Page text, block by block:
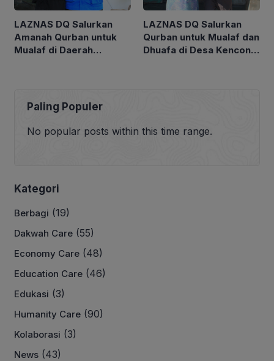
LAZNAS DQ Salurkan
Amanah Qurban untuk
Mualaf di Daerah
LAZNAS DQ Salurkan
Qurban untuk Mualaf dan
Dhuafa di Desa Kencong,
Paling Populer
No popular posts within this time range.
Kategori
Berbagi (19)
Dakwah Care (55)
Economy Care (48)
Education Care (46)
Edukasi (3)
Humanity Care (90)
Kolaborasi (3)
News (43)